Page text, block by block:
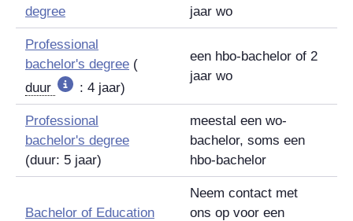
degree
jaar wo
Professional
bachelor's degree (
duur
: 4 jaar)
een hbo-bachelor of 2
jaar wo
Professional
bachelor's degree
(duur: 5 jaar)
meestal een wo-
bachelor, soms een
hbo-bachelor
Bachelor of Education
Neem contact met
ons op voor een